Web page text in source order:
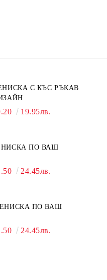
С КЪС РЪКАВ
19.95лв.
ПО ВАШ
24.45лв.
ПО ВАШ
24.45лв.